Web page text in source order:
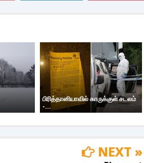
பிரித்தானியாவில் காருக்குள் சடலம்
-...
NEXT »